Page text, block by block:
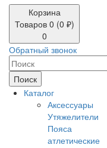
Корзина
Товаров 0 (0 ₽)
0
Обратный звонок
Поиск
Каталог
Аксессуары
Утяжелители
Пояса
атлетические